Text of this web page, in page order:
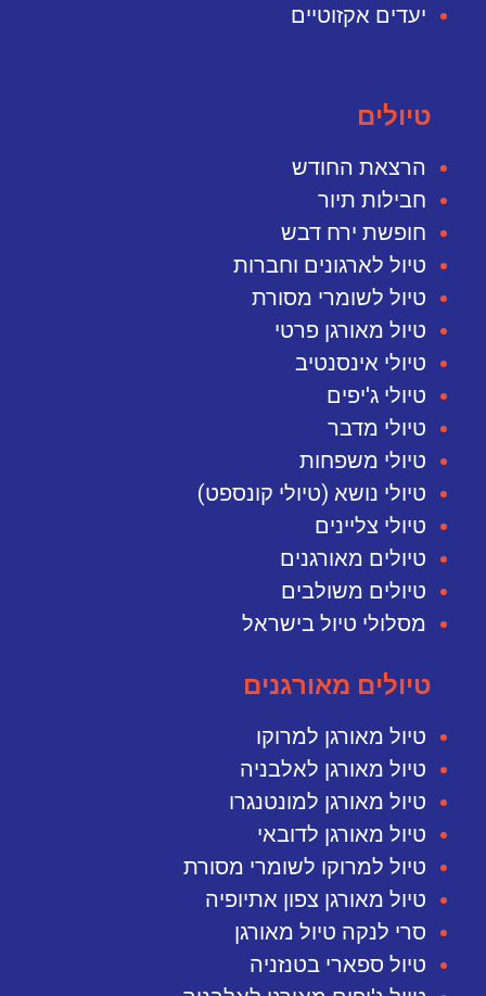
יעדים אקזוטיים
טיולים
הרצאת החודש
חבילות תיור
חופשת ירח דבש
טיול לארגונים וחברות
טיול לשומרי מסורת
טיול מאורגן פרטי
טיולי אינסנטיב
טיולי ג'יפים
טיולי מדבר
טיולי משפחות
טיולי נושא (טיולי קונספט)
טיולי צליינים
טיולים מאורגנים
טיולים משולבים
מסלולי טיול בישראל
טיולים מאורגנים
טיול מאורגן למרוקו
טיול מאורגן לאלבניה
טיול מאורגן למונטנגרו
טיול מאורגן לדובאי
טיול למרוקו לשומרי מסורת
טיול מאורגן צפון אתיופיה
סרי לנקה טיול מאורגן
טיול ספארי בטנזניה